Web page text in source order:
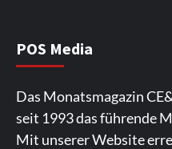
5
6
CHERRY
strategisch
POS Media
Das Monatsmagazin
seit 1993 das führende
Mit unserer Website